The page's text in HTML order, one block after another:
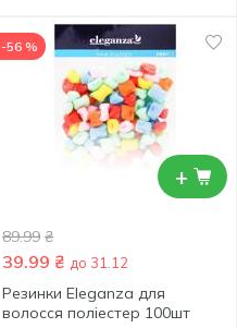
+
-56 %
89.99 ₴
39.99 ₴ до 31.12
Резинки Eleganza для
волосся поліестер 100шт